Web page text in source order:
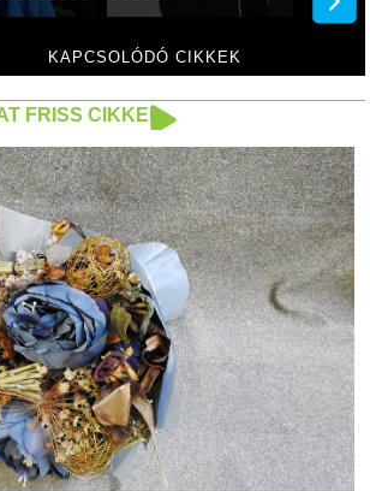
KAPCSOLÓDÓ CIKKEK
FRISS CIKKEI